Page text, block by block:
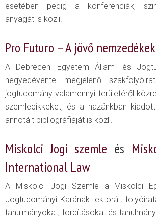
esetében pedig a konferenciák,
anyagát is közli.
Pro Futuro – A jövő
A Debreceni Egyetem Állam- és
negyedévente megjelenő
jogtudomány valamennyi területéről
szemlecikkeket, és a hazánkban
annotált bibliográfiáját is közli.
Miskolci Jogi szemle és
International Law
A Miskolci Jogi Szemle a Miskolci
Jogtudományi Karának lektorált
tanulmányokat, fordításokat és